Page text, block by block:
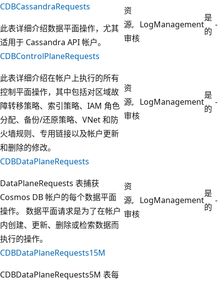
CDBCassandraRequests
此表详细介绍数据平面操作，尤其
适用于 Cassandra API 帐户。
资
源,
审核
LogManagement
是
的
-
CDBControlPlaneRequests
此表详细介绍在帐户上执行的所有
控制平面操作，其中包括对区域故
障转移策略、索引策略、IAM 角色
分配、备份/还原策略、VNet 和防
火墙规则、专用链接以及帐户更新
和删除的修改。
资
源,
审核
LogManagement
是
的
-
CDBDataPlaneRequests
DataPlaneRequests 表捕获
Cosmos DB 帐户的每个数据平面
操作。 数据平面请求是为了在帐户
内创建、更新、删除或检索数据而
执行的操作。
资
源,
审核
LogManagement
是
的
-
CDBDataPlaneRequests15M
CDBDataPlaneRequests5M 表每